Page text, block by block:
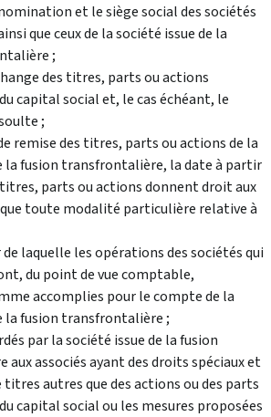
et le siège social des sociétés
que ceux de la société issue de la
;
des titres, parts ou actions
capital social et, le cas échéant, le
;
remise des titres, parts ou actions de la
la fusion transfrontalière, la date à partir
parts ou actions donnent droit aux
toute modalité particulière relative à
laquelle les opérations des sociétés qui
du point de vue comptable,
accomplies pour le compte de la
la fusion transfrontalière ;
par la société issue de la fusion
associés ayant des droits spéciaux et
titres autres que des actions ou des parts
capital social ou les mesures proposées